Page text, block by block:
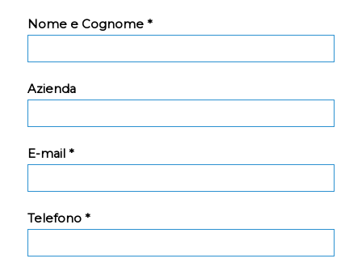
Nome e Cognome *
Azienda
E-mail *
Telefono *